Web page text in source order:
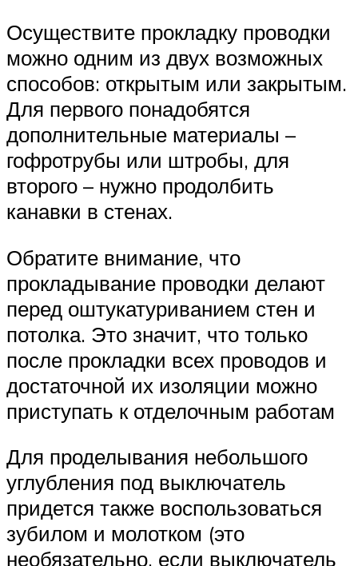
Осуществите прокладку проводки
можно одним из двух возможных
способов: открытым или закрытым.
Для первого понадобятся
дополнительные материалы –
гофротрубы или штробы, для
второго – нужно продолбить
канавки в стенах.
Обратите внимание, что
прокладывание проводки делают
перед оштукатуриванием стен и
потолка. Это значит, что только
после прокладки всех проводов и
достаточной их изоляции можно
приступать к отделочным работам
Для проделывания небольшого
углубления под выключатель
придется также воспользоваться
зубилом и молотком (это
необязательно, если выключатель